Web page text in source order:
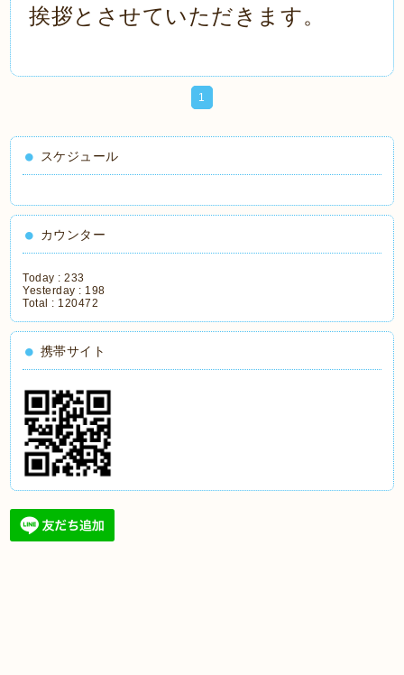
挨拶とさせていただきます。
1
スケジュール
カウンター
Today :233
Yesterday : 198
Total : 120472
携帯サイト